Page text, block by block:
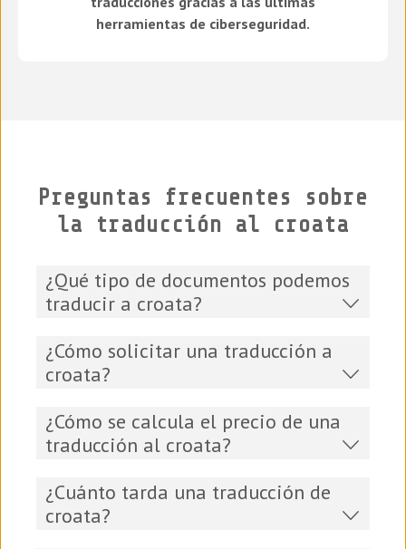
herramientas de ciberseguridad.
Preguntas frecuentes sobre
la traducción al croata
¿Qué tipo de documentos podemos
traducir a croata?
¿Cómo solicitar una traducción a
croata?
¿Cómo se calcula el precio de una
traducción al croata?
¿Cuánto tarda una traducción de
croata?